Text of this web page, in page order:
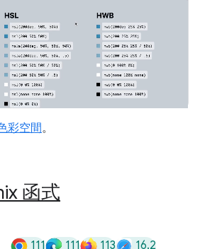
彩空間。
函式
111 111 113 16.2